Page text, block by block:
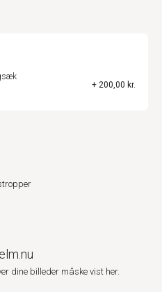
+ 200,00 kr.
dine billeder måske vist her.